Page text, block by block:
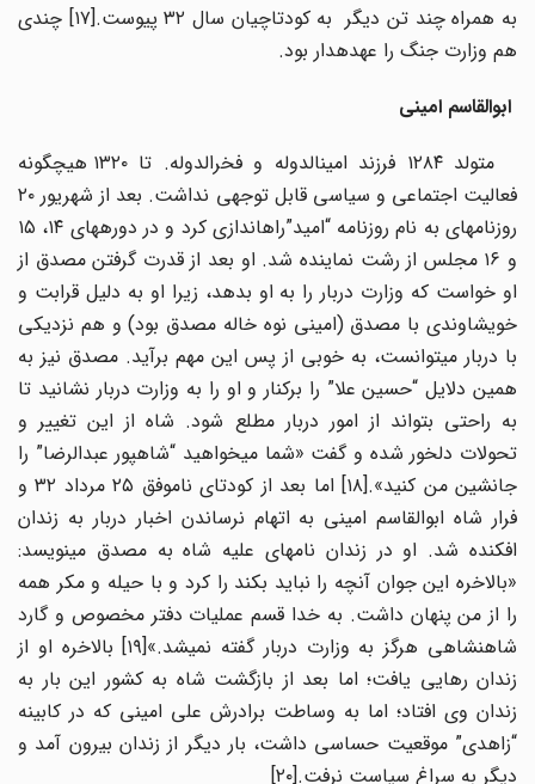
به همراه چند تن دیگر به کودتاچیان سال ۳۲ پیوست.[۱۷] چندی
هم وزارت جنگ را عهده­دار بود.
ابوالقاسم امینی
متولد ۱۲۸۴ فرزند امین­الدوله و فخرالدوله. تا ۱۳۲۰ هیچ­گونه
فعالیت اجتماعی و سیاسی قابل توجهی نداشت. بعد از شهریور ۲۰
روزنامه­ای به نام روزنامه “امید”راه­اندازی کرد و در دوره­های ۱۴، ۱۵
و ۱۶ مجلس از رشت نماینده شد. او بعد از قدرت گرفتن مصدق از
او خواست که وزارت دربار را به او بدهد، زیرا او به دلیل قرابت و
خویشاوندی با مصدق (امینی نوه خاله مصدق بود) و هم نزدیکی
با دربار می­توانست، به خوبی از پس این مهم برآید. مصدق نیز به
همین دلایل “حسین علا” را برکنار و او را به وزارت دربار نشانید تا
به راحتی بتواند از امور دربار مطلع شود. شاه از این تغییر و
تحولات دلخور شده و گفت «شما می­خواهید “شاهپور عبدالرضا” را
جانشین من کنید».[۱۸] اما بعد از کودتای ناموفق ۲۵ مرداد ۳۲ و
فرار شاه ابوالقاسم امینی به اتهام نرساندن اخبار دربار به زندان
افکنده شد. او در زندان نامه­ای علیه شاه به مصدق می­نویسد:
«بالاخره این جوان آن­چه را نباید بکند را کرد و با حیله و مکر همه
را از من پنهان داشت. به خدا قسم عملیات دفتر مخصوص و گارد
شاهنشاهی هرگز به وزارت دربار گفته نمی­شد.»[۱۹] بالاخره او از
زندان رهایی یافت؛ اما بعد از بازگشت شاه به کشور این بار به
زندان وی افتاد؛ اما به وساطت برادرش علی امینی که در کابینه
“زاهدی” موقعیت حساسی داشت، بار دیگر از زندان بیرون آمد و
دیگر به سراغ سیاست نرفت.[۲۰]